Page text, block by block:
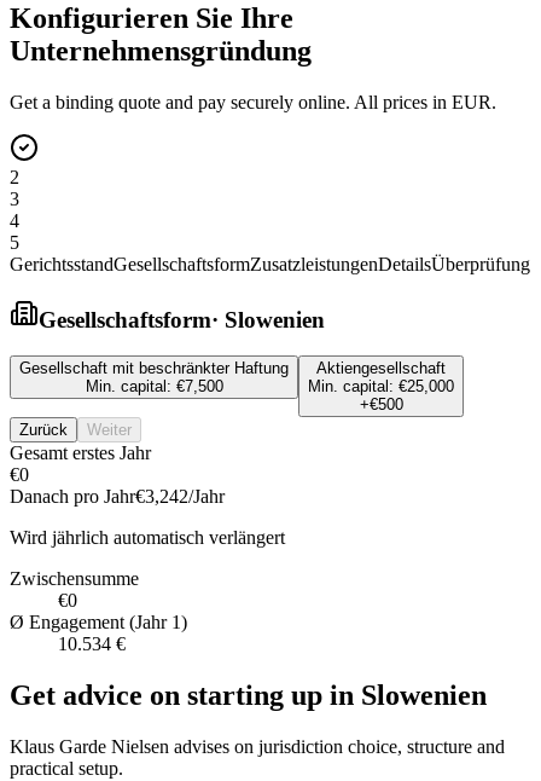
Konfigurieren Sie Ihre
Unternehmensgründung
Get a binding quote and pay securely online. All prices in EUR.
2
3
4
5
GerichtsstandGesellschaftsformZusatzleistungenDetailsÜberprüfung
Gesellschaftsform· Slowenien
Gesellschaft mit beschränkter Haftung
Min. capital: €7,500
Aktiengesellschaft
Min. capital: €25,000
+€500
Zurück
Weiter
Gesamt erstes Jahr
€0
Danach pro Jahr€3,242/Jahr
Wird jährlich automatisch verlängert
Zwischensumme
€0
Ø Engagement (Jahr 1)
10.534 €
Get advice on starting up in Slowenien
Klaus Garde Nielsen advises on jurisdiction choice, structure and
practical setup.